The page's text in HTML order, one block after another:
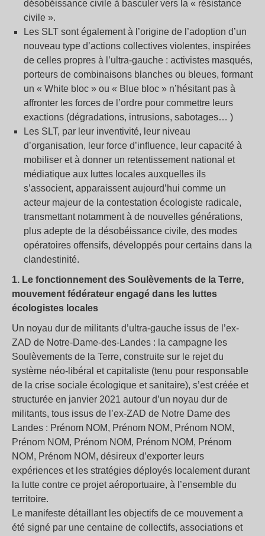
désobéissance civile à basculer vers la « résistance
civile ».
Les SLT sont également à l’origine de l’adoption d’un
nouveau type d’actions collectives violentes, inspirées
de celles propres à l’ultra-gauche : activistes masqués,
porteurs de combinaisons blanches ou bleues, formant
un « White bloc » ou « Blue bloc » n’hésitant pas à
affronter les forces de l’ordre pour commettre leurs
exactions (dégradations, intrusions, sabotages… )
Les SLT, par leur inventivité, leur niveau
d’organisation, leur force d’influence, leur capacité à
mobiliser et à donner un retentissement national et
médiatique aux luttes locales auxquelles ils
s’associent, apparaissent aujourd’hui comme un
acteur majeur de la contestation écologiste radicale,
transmettant notamment à de nouvelles générations,
plus adepte de la désobéissance civile, des modes
opératoires offensifs, développés pour certains dans la
clandestinité.
1. Le fonctionnement des Soulèvements de la Terre,
mouvement fédérateur engagé dans les luttes
écologistes locales
Un noyau dur de militants d’ultra-gauche issus de l’ex-
ZAD de Notre-Dame-des-Landes : la campagne les
Soulèvements de la Terre, construite sur le rejet du
système néo-libéral et capitaliste (tenu pour responsable
de la crise sociale écologique et sanitaire), s’est créée et
structurée en janvier 2021 autour d’un noyau dur de
militants, tous issus de l’ex-ZAD de Notre Dame des
Landes : Prénom NOM, Prénom NOM, Prénom NOM,
Prénom NOM, Prénom NOM, Prénom NOM, Prénom
NOM, Prénom NOM, désireux d’exporter leurs
expériences et les stratégies déployés localement durant
la lutte contre ce projet aéroportuaire, à l’ensemble du
territoire.
Le manifeste détaillant les objectifs de ce mouvement a
été signé par une centaine de collectifs, associations et